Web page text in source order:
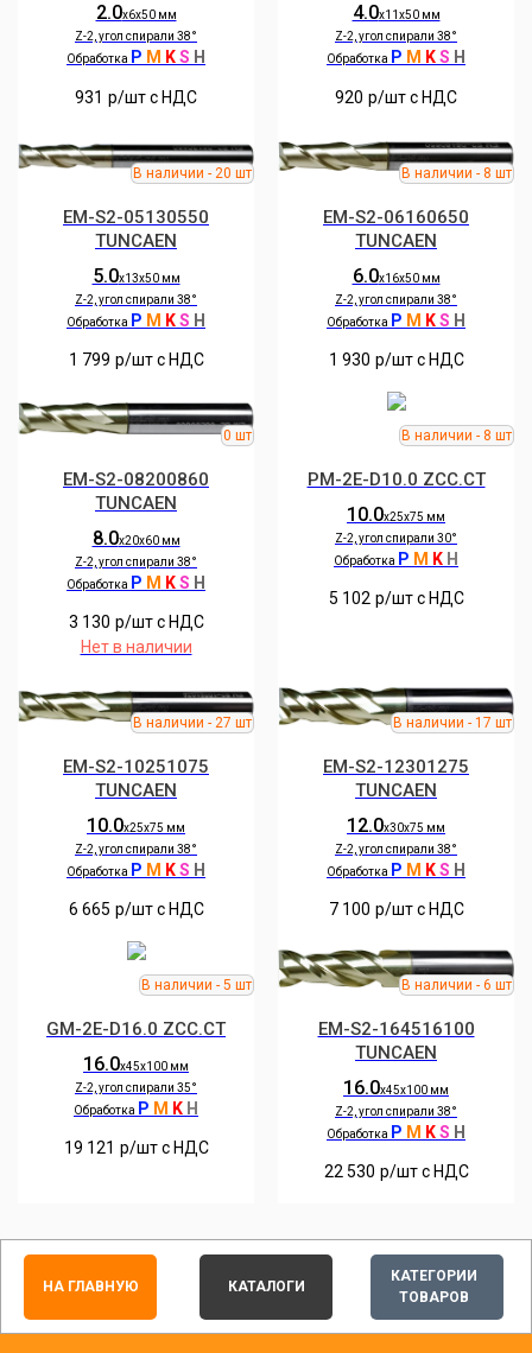
2.0х6х50 мм
Z-2, угол спирали 38°
Обработка P M KS H
931 р/шт c НДС
4.0х11х50 мм
Z-2, угол спирали 38°
Обработка P M KS H
920 р/шт c НДС
EM-S2-05130550
TUNCAEN
5.0х13х50 мм
Z-2, угол спирали 38°
Обработка P M KS H
1 799 р/шт c НДС
EM-S2-06160650
TUNCAEN
6.0х16х50 мм
Z-2, угол спирали 38°
Обработка P M KS H
1 930 р/шт c НДС
EM-S2-08200860
TUNCAEN
8.0х20х60 мм
Z-2, угол спирали 38°
Обработка P M KS H
3 130 р/шт c НДС
Нет в наличии
PM-2E-D10.0 ZCC.CT
10.0х25х75 мм
Z-2, угол спирали 30°
Обработка P M K H
5 102 р/шт c НДС
EM-S2-10251075
TUNCAEN
10.0х25х75 мм
Z-2, угол спирали 38°
Обработка P M KS H
6 665 р/шт c НДС
EM-S2-12301275
TUNCAEN
12.0х30х75 мм
Z-2, угол спирали 38°
Обработка P M KS H
7 100 р/шт c НДС
GM-2E-D16.0 ZCC.CT
16.0х45х100 мм
Z-2, угол спирали 35°
Обработка P M K H
19 121 р/шт c НДС
EM-S2-164516100
TUNCAEN
16.0х45х100 мм
Z-2, угол спирали 38°
Обработка P M KS H
22 530 р/шт c НДС
КАТЕГОРИИ
ТОВАРОВ
НА ГЛАВНУЮ КАТАЛОГИ